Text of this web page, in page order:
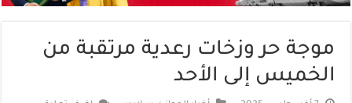
موجة حر وزخات رعدية مرتقبة من
الخميس إلى الأحد